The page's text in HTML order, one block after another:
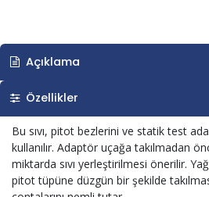
Açıklama
Özellikler
Bu sıvı, pitot bezlerini ve statik test
kullanılır. Adaptör uçağa takılmadan
miktarda sıvı yerleştirilmesi önerilir.
pitot tüpüne düzgün bir şekilde